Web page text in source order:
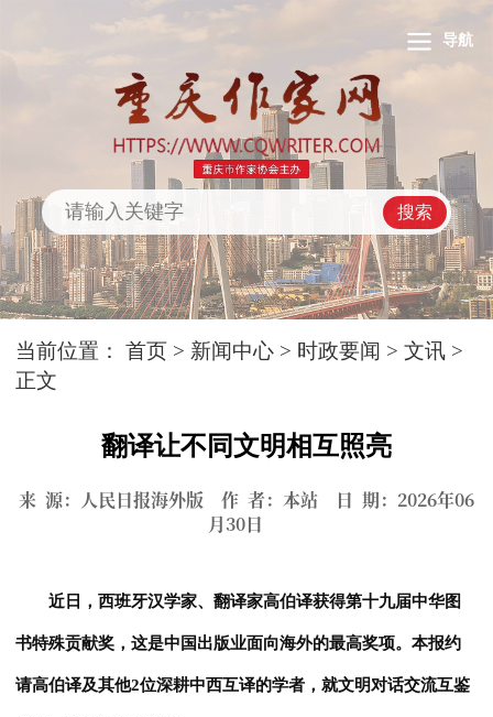
导航
搜索
当前位置：首页 > 新闻中心 > 时政要闻 >文讯 >
正文
翻译让不同文明相互照亮
来 源：人民日报海外版 作 者：本站 日 期：2026年06
月30日
近日，西班牙汉学家、翻译家高伯译获得第十九届中华图
书特殊贡献奖，这是中国出版业面向海外的最高奖项。本报约
请高伯译及其他2位深耕中西互译的学者，就文明对话交流互鉴